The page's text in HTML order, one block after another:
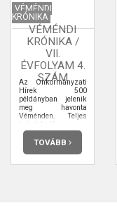
VÉMÉNDI
KRÓNIKA
VÉMÉNDI
KRÓNIKA /
VII.
ÉVFOLYAM 4.
SZÁM
Az Önkormányzati
Hírek 500
példányban jelenik
meg havonta
Véménden. Teljes
terjedelmében
elolvashatja.
TOVÁBB